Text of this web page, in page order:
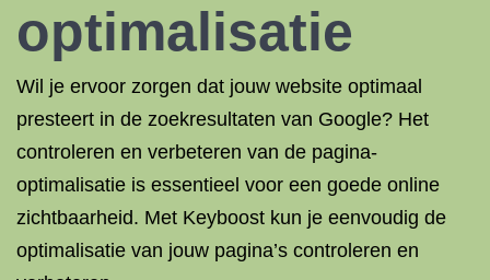
optimalisatie
Wil je ervoor zorgen dat jouw website optimaal
presteert in de zoekresultaten van Google? Het
controleren en verbeteren van de pagina-
optimalisatie is essentieel voor een goede online
zichtbaarheid. Met Keyboost kun je eenvoudig de
optimalisatie van jouw pagina’s controleren en